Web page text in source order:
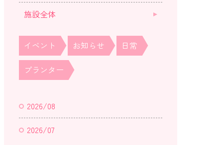
施設全体
イベント お知らせ 日常
プランター
2026/08
2026/07